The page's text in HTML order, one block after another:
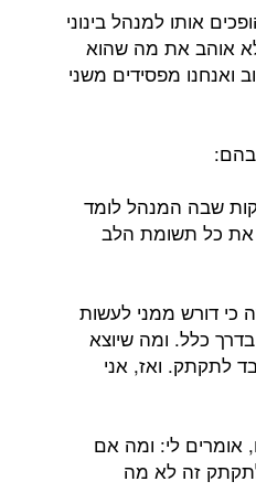
אותו למנהל בינוני
אוהב את מה שהוא
ואנחנו מפסידים משני
שיחה קצרה של 20 דקות שבה המנהל לומד
את כל תשומת הלב
כי דורש ממני לעשות
כלל. ומה שיוצא
לתקתק. ואז, אני
אומרים לי: ומה אם
זה לא מה